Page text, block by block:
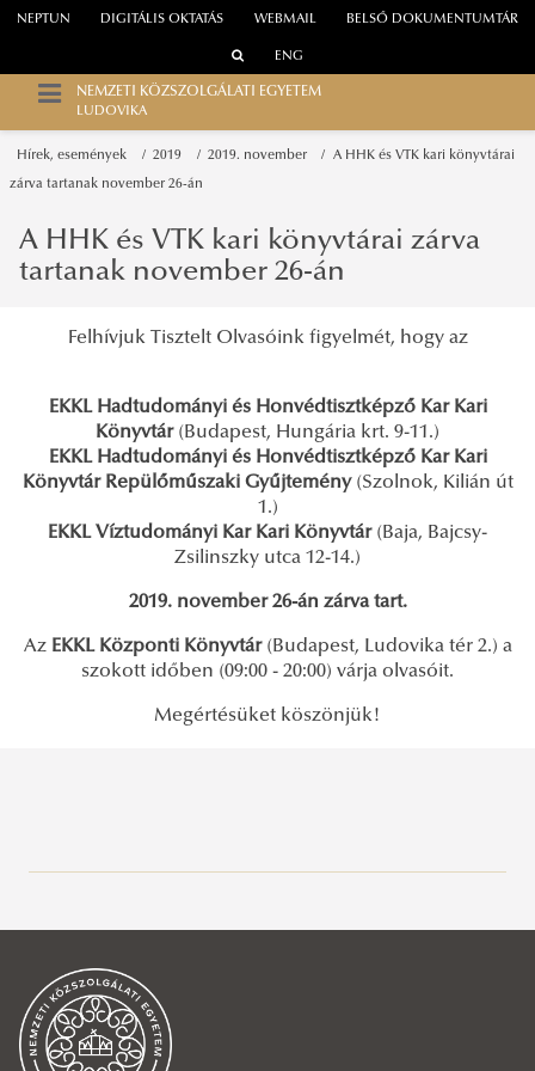
WEBMAIL
NEPTUN DIGITÁLIS OKTATÁS BELSŐ DOKUMENTUMTÁR
ENG
NEMZETI KÖZSZOLGÁLATI EGYETEM
LUDOVIKA
Hírek, események 2019 2019. november A HHK és VTK kari könyvtárai
zárva tartanak november 26-án
Aktuális
Hírek, események
2026
2026. június
2025
A HHK és VTK kari könyvtárai zárva
tartanak november 26-án
Felhívjuk Tisztelt Olvasóink figyelmét, hogy az
EKKL Hadtudományi és Honvédtisztképző Kar Kari
Könyvtár(Budapest, Hungária krt. 9-11.)
EKKL Hadtudományi és Honvédtisztképző Kar Kari
Könyvtár Repülőműszaki Gyűjtemény(Szolnok, Kilián út
1.)
EKKL Víztudományi Kar Kari Könyvtár(Baja, Bajcsy-
Zsilinszky utca 12-14.)
2019. november 26-án zárva tart.
Az EKKL Központi Könyvtár(Budapest, Ludovika tér 2.) a
szokott időben (09:00 - 20:00) várja olvasóit.
Megértésüket köszönjük!